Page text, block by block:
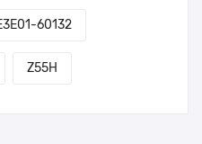
60132
Z55H